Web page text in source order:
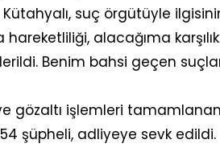
suç örgütüyle
hareketliliği, alacağıma karşılık
Benim bahsi geçen
gözaltı işlemleri
şüpheli, adliyeye sevk edildi.